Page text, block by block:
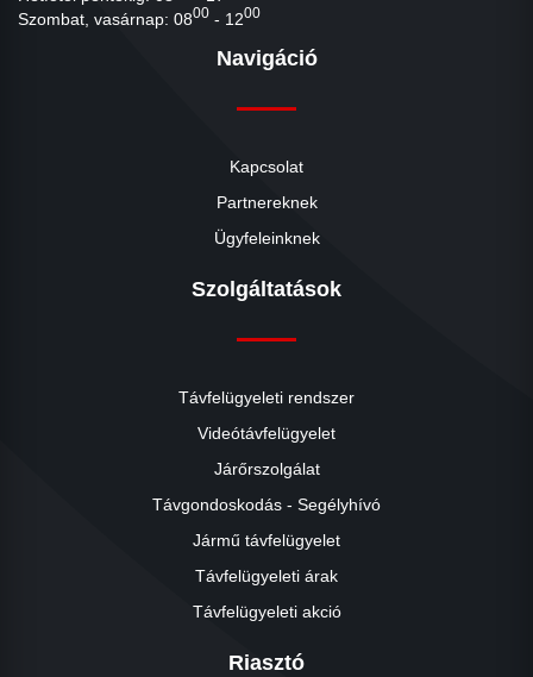
Szombat, vasárnap: 0800 - 1200
Navigáció
Kapcsolat
Partnereknek
Ügyfeleinknek
Szolgáltatások
Távfelügyeleti rendszer
Videótávfelügyelet
Járőrszolgálat
Távgondoskodás - Segélyhívó
Jármű távfelügyelet
Távfelügyeleti árak
Távfelügyeleti akció
Riasztó